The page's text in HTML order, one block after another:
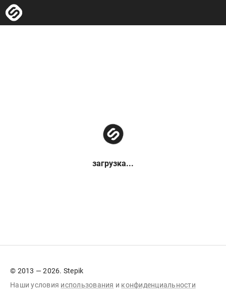
загрузка...
© 2013 — 2026. Stepik
Наши условия использования и конфиденциальности